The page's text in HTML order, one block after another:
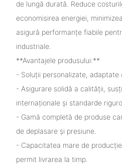
de lungă durată. Reduce
economisirea energiei,
asigură performanțe fiabile
industriale.
**Avantajele produsului:**
- Soluții personalizate, adaptate
- Asigurare solidă a calității,
internaționale și standarde
- Gamă completă de produse
de deplasare și presiune.
- Capacitatea mare de
permit livrarea la timp.